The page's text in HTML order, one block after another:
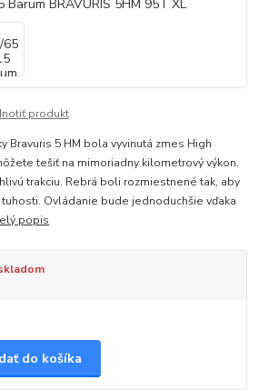
produkt
Bravuris 5 HM bola vyvinutá zmes High
tešiť na mimoriadny kilometrový výkon,
trakciu. Rebrá boli rozmiestnené tak, aby
Ovládanie bude jednoduchšie vďaka
popis
do košíka